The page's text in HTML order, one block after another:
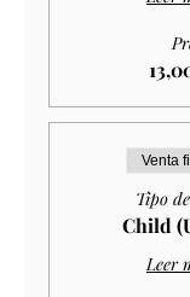
Venta
Tipo
Child
Leer